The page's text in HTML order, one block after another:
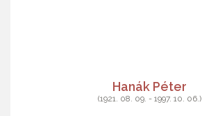
Hanák Péter
(1921. 08. 09. - 1997. 10. 06.)